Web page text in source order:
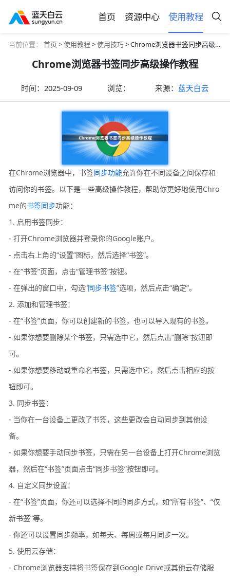
首页 资源中心 使用教程
当前位置： 首页 >使用教程>使用技巧> Chrome浏览器书签同步高级操作教程
Chrome浏览器书签同步高级操作教程
时间：2025-09-09 浏览： 来源： 蓝天白云
在Chrome浏览器中，书签同步功能允许你在不同设备之间保存和
访问你的书签。以下是一些高级操作教程，帮助你更好地使用Chro
me的书签同步功能：
1. 启用书签同步：
- 打开Chrome浏览器并登录你的Google账户。
- 点击右上角的“设置”图标，然后选择“书签”。
- 在“书签”页面，点击“管理书签”按钮。
- 在弹出的窗口中，勾选“同步书签”选项，然后点击“确定”。
2. 添加和管理书签：
- 在“书签”页面，你可以创建新的书签，也可以导入现有的书签。
- 如果你想要删除某个书签，只需选中它，然后点击“删除”按钮即
可。
- 如果你想要移动或重命名书签，只需选中它，然后点击相应的按
钮即可。
3. 同步书签：
- 当你在一台设备上更改了书签，这些更改会自动同步到其他设
备。
- 如果你想要手动同步书签，只需在另一台设备上打开Chrome浏览
器，然后在“书签”页面点击“同步书签”按钮即可。
4. 自定义同步设置：
- 在“书签”页面，你还可以选择不同的同步方式，如“所有书签”、“仅
新书签”等。
- 你还可以设置同步频率，如每天、每周或每月同步一次。
5. 使用云存储：
- Chrome浏览器支持将书签保存到Google Drive或其他云存储服